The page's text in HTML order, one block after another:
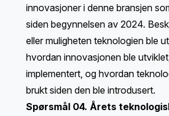
innovasjoner i denne bransjen
siden begynnelsen av 2024.
eller muligheten teknologien ble
hvordan innovasjonen ble
implementert, og hvordan
brukt siden den ble introdusert.
Spørsmål 04. Årets